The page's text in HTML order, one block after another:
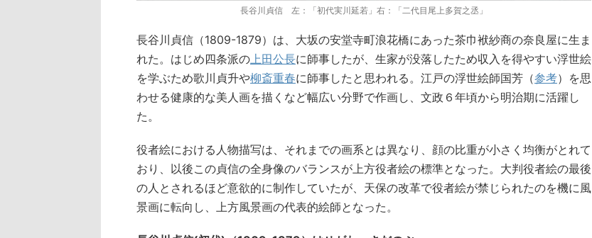
長谷川貞信 左：「初代実川延若」右：「二代目尾上多賀之丞」
長谷川貞信（1809-1879）は、大坂の安堂寺町浪花橋にあった茶巾袱紗商の奈良屋に生ま
れた。はじめ四条派の 上田公長に師事したが、生家が没落したため収入を得やすい浮世絵
を学ぶため歌川貞升や柳斎重春に師事したと思われる。江戸の浮世絵師国芳（参考）を思
わせる健康的な美人画を描くなど幅広い分野で作画し、文政６年頃から明治期に活躍し
た。
役者絵における人物描写は、それまでの画系とは異なり、顔の比重が小さく均衡がとれて
おり、以後この貞信の全身像のバランスが上方役者絵の標準となった。大判役者絵の最後
の人とされるほど意欲的に制作していたが、天保の改革で役者絵が禁じられたのを機に風
景画に転向し、上方風景画の代表的絵師となった。